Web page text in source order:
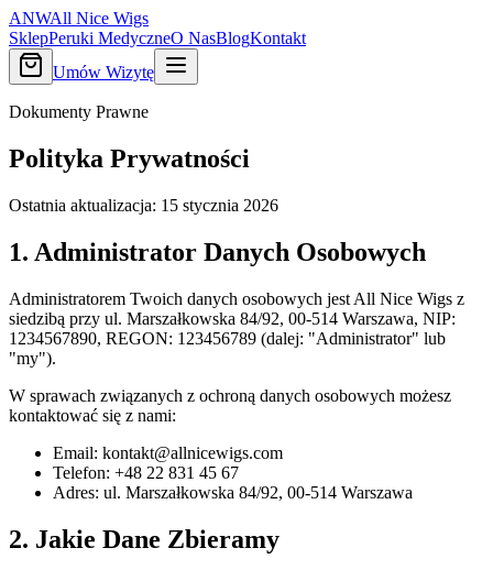
ANWAll Nice Wigs
SklepPeruki MedyczneO NasBlogKontakt
Umów Wizytę
Dokumenty Prawne
Polityka Prywatności
Ostatnia aktualizacja: 15 stycznia 2026
1. Administrator Danych Osobowych
Administratorem Twoich danych osobowych jest All Nice Wigs z
siedzibą przy ul. Marszałkowska 84/92, 00-514 Warszawa, NIP:
1234567890, REGON: 123456789 (dalej: "Administrator" lub
"my").
W sprawach związanych z ochroną danych osobowych możesz
kontaktować się z nami:
Email: kontakt@allnicewigs.com
Telefon: +48 22 831 45 67
Adres: ul. Marszałkowska 84/92, 00-514 Warszawa
2. Jakie Dane Zbieramy